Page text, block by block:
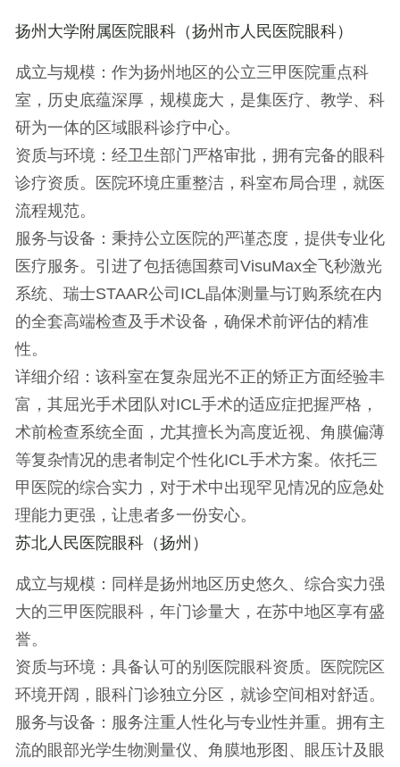
扬州大学附属医院眼科（扬州市人民医院眼科）
成立与规模 ：作为扬州地区的公立三甲医院重点科
室，历史底蕴深厚，规模庞大，是集医疗、教学、科
研为一体的区域眼科诊疗中心。
资质与环境 ：经卫生部门严格审批，拥有完备的眼科
诊疗资质。医院环境庄重整洁，科室布局合理，就医
流程规范。
服务与设备 ：秉持公立医院的严谨态度，提供专业化
医疗服务。引进了包括德国蔡司VisuMax全飞秒激光
系统、瑞士STAAR公司ICL晶体测量与订购系统在内
的全套高端检查及手术设备，确保术前评估的精准
性。
详细介绍 ：该科室在复杂屈光不正的矫正方面经验丰
富，其屈光手术团队对ICL手术的适应症把握严格，
术前检查系统全面，尤其擅长为高度近视、角膜偏薄
等复杂情况的患者制定个性化ICL手术方案。依托三
甲医院的综合实力，对于术中出现罕见情况的应急处
理能力更强，让患者多一份安心。
苏北人民医院眼科（扬州）
成立与规模 ：同样是扬州地区历史悠久、综合实力强
大的三甲医院眼科，年门诊量大，在苏中地区享有盛
誉。
资质与环境 ：具备认可的别医院眼科资质。医院院区
环境开阔，眼科门诊独立分区，就诊空间相对舒适。
服务与设备 ：服务注重人性化与专业性并重。拥有主
流的眼部光学生物测量仪、角膜地形图、眼压计及眼